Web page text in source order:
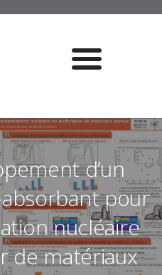
d’un
pour
nucléaire
de matériaux